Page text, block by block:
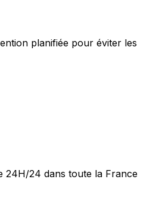
planifiée pour éviter les
24H/24 dans toute la France